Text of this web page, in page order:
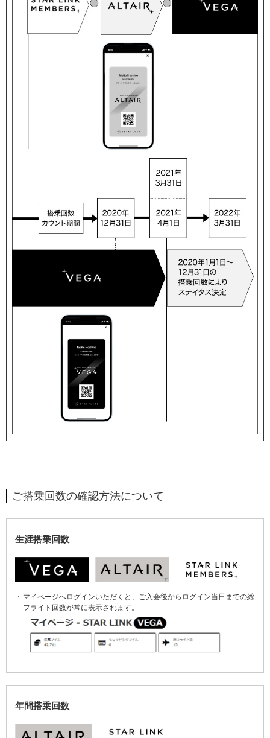
ご搭乗回数の確認方法について
生涯搭乗回数
マイページへログインいただくと、ご入会後からログイン当日までの総
フライト回数が常に表示されます。
年間搭乗回数